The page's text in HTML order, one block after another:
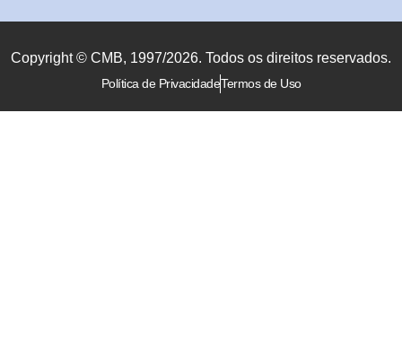
Copyright © CMB, 1997/2026. Todos os direitos reservados.
Política de PrivacidadeTermos de Uso